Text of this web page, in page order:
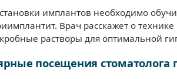
имплантов необходимо
Врач расскажет о
растворы для оптимальной
посещения стоматолога